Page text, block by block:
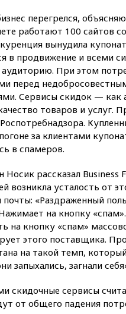
перегрелся,
работают 100 сайтов
вынудила
в продвижение и всеми
При этом
перед
Сервисы скидок — как
товаров и услуг.
за клиентами
в спамеров.
Носик рассказал Business
возникла усталость от
«Раздраженный
на кнопку
на кнопку «спам»
этого поставщика.
на такой темп,
запыхались, загнали
скидочные сервисы
от общего падения